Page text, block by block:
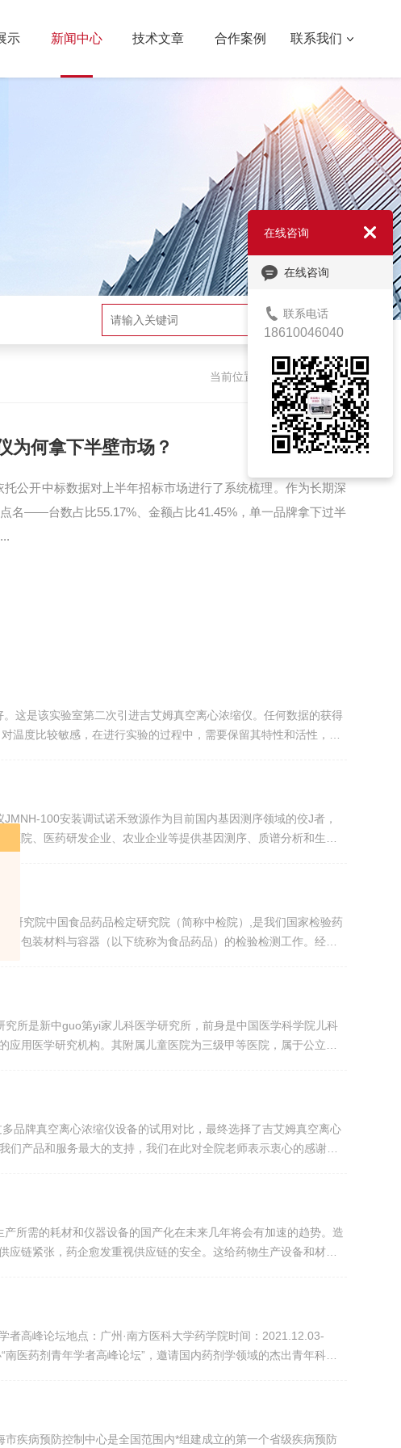
示 新闻中心 技术文章 合作案例 联系我们
搜索
当前位置： 主页> 新闻中心
为何拿下半壁市场？
公开中标数据对上半年招标市场进行了系统梳理。作为长期深
名——台数占比55.17%、金额占比41.45%，单一品牌拿下过半
这是该实验室第二次引进吉艾姆真空离心浓缩仪。任何数据的获得
度比较敏感，在进行实验的过程中，需要保留其特性和活性，所
100安装调试诺禾致源作为目前国内基因测序领域的佼J者，
院、医药研发企业、农业企业等提供基因测序、质谱分析和生物
浓缩仪满足其实验室自动化作业线的需求。2021年10月15日...
研究院中国食品药品检定研究院（简称中检院）,是我们国家检验药
包装材料与容器（以下统称为食品药品）的检验检测工作。经过
7个国J级中心及重点实验室的工作：国家病毒性肝炎研究中心、...
所是新中guo第yi家儿科医学研究所，前身是中国医学科学院儿科
用医学研究机构。其附属儿童医院为三级甲等医院，属于公立非
牌真空离心浓缩仪设备的试用对比，最终选择了吉艾姆真空离心
产品和服务最大的支持，我们在此对全院老师表示衷心的感谢！
所需的耗材和仪器设备的国产化在未来几年将会有加速的趋势。造
链紧张，药企愈发重视供应链的安全。这给药物生产设备和材料
高峰论坛地点：广州·南方医科大学药学院时间：2021.12.03-
医药剂青年学者高峰论坛”，邀请国内药剂学领域的杰出青年科学
疾病预防控制中心是全国范围内*组建成立的第一个省级疾病预防
在线咨询
在线咨询
联系电话
18610046040